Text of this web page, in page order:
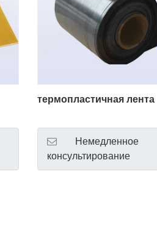
термопластичная лента
Немедленное
консультирование